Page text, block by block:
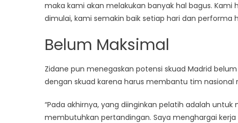
maka kami akan melakukan banyak hal bagus.
dimulai, kami semakin baik setiap hari dan performa
Belum Maksimal
Zidane pun menegaskan potensi skuad Madrid
dengan skuad karena harus membantu tim nasional
“Pada akhirnya, yang diinginkan pelatih adalah
membutuhkan pertandingan. Saya menghargai